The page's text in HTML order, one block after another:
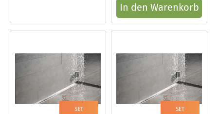
In den Warenkorb